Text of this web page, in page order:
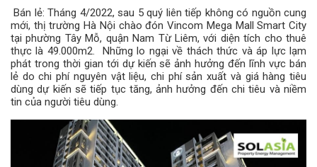
Bán lẻ: Tháng 4/2022, sau 5 quý liên tiếp không có nguồn cung
mới, thị trường Hà Nội chào đón Vincom Mega Mall Smart City
tại phường Tây Mỗ, quận Nam Từ Liêm, với diện tích cho thuê
thực là 49.000m2. Những lo ngại về thách thức và áp lực lạm
phát trong thời gian tới dự kiến ​​sẽ ảnh hưởng đến lĩnh vực bán
lẻ do chi phí nguyên vật liệu, chi phí sản xuất và giá hàng tiêu
dùng dự kiến ​​sẽ tiếp tục tăng, ảnh hưởng đến chi tiêu và niềm
tin của người tiêu dùng.